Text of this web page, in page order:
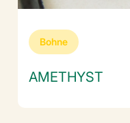
Bohne
AMETHYST